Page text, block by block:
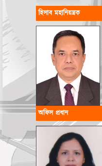
হিসাব মহানিয়ন্ত্রক
অফিস প্রধান